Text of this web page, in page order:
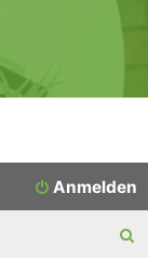
Anmelden